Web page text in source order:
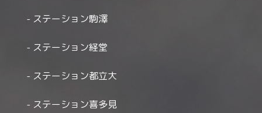
ステーション駒澤
ステーション経堂
ステーション都立大
ステーション喜多見